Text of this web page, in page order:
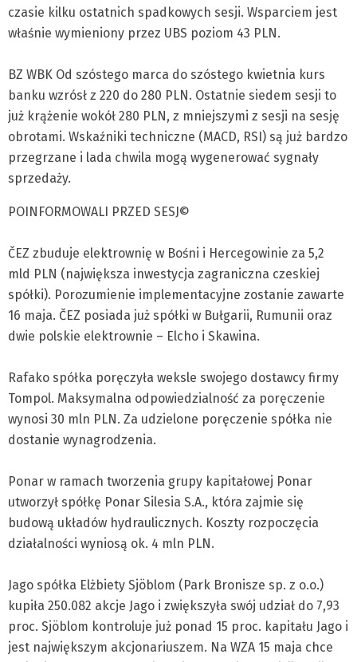
czasie kilku ostatnich spadkowych sesji. Wsparciem jest
właśnie wymieniony przez UBS poziom 43 PLN.
BZ WBK Od szóstego marca do szóstego kwietnia kurs
banku wzrósł z 220 do 280 PLN. Ostatnie siedem sesji to
już krążenie wokół 280 PLN, z mniejszymi z sesji na sesję
obrotami. Wskaźniki techniczne (MACD, RSI) są już bardzo
przegrzane i lada chwila mogą wygenerować sygnały
sprzedaży.
POINFORMOWALI PRZED SESJ©
ČEZ zbuduje elektrownię w Bośni i Hercegowinie za 5,2
mld PLN (największa inwestycja zagraniczna czeskiej
spółki). Porozumienie implementacyjne zostanie zawarte
16 maja. ČEZ posiada już spółki w Bułgarii, Rumunii oraz
dwie polskie elektrownie – Elcho i Skawina.
Rafako spółka poręczyła weksle swojego dostawcy firmy
Tompol. Maksymalna odpowiedzialność za poręczenie
wynosi 30 mln PLN. Za udzielone poręczenie spółka nie
dostanie wynagrodzenia.
Ponar w ramach tworzenia grupy kapitałowej Ponar
utworzył spółkę Ponar Silesia S.A., która zajmie się
budową układów hydraulicznych. Koszty rozpoczęcia
działalności wyniosą ok. 4 mln PLN.
Jago spółka Elżbiety Sjöblom (Park Bronisze sp. z o.o.)
kupiła 250.082 akcje Jago i zwiększyła swój udział do 7,93
proc. Sjöblom kontroluje już ponad 15 proc. kapitału Jago i
jest największym akcjonariuszem. Na WZA 15 maja chce